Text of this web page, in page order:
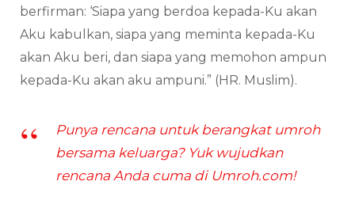
berfirman: ‘Siapa yang berdoa kepada-Ku akan
Aku kabulkan, siapa yang meminta kepada-Ku
akan Aku beri, dan siapa yang memohon ampun
kepada-Ku akan aku ampuni.” (HR. Muslim).
Punya rencana untuk berangkat umroh
bersama keluarga? Yuk wujudkan
rencana Anda cuma di Umroh.com!